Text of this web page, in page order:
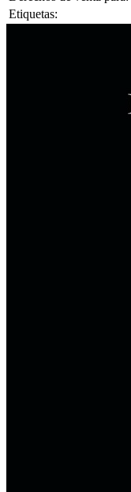
Etiquetas: